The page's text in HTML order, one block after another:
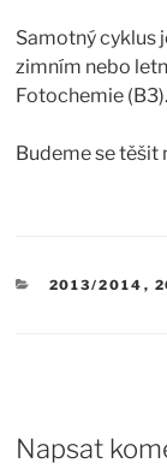
Samotný cyklus
zimním nebo
Fotochemie (B3).
Budeme se těšit
RUBRIKY
2013/2014 ,
Napsat